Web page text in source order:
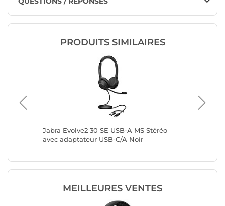
PRODUITS SIMILAIRES
Jabra Evolve2 30 SE USB-A MS Stéréo
avec adaptateur USB-C/A Noir
MEILLEURES VENTES